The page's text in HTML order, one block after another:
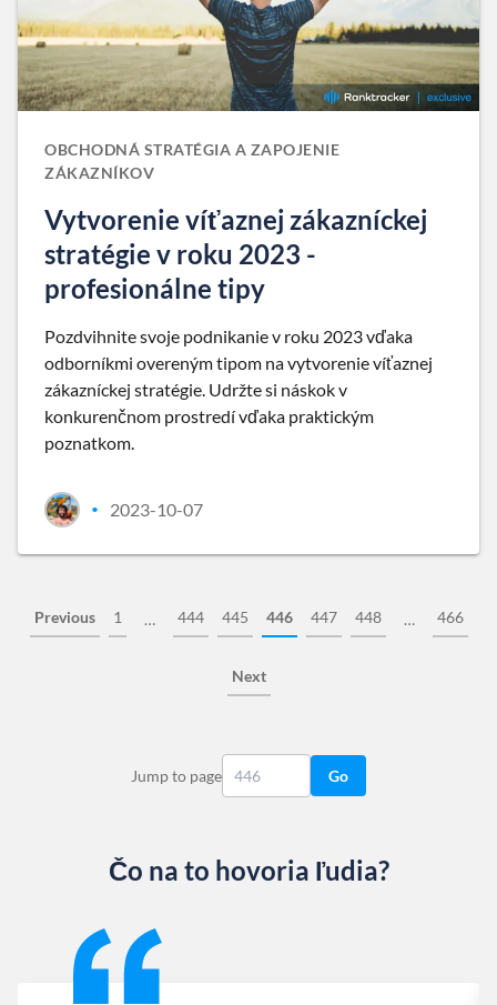
OBCHODNÁ STRATÉGIA A ZAPOJENIE
ZÁKAZNÍKOV
Vytvorenie víťaznej zákazníckej
stratégie v roku 2023 -
profesionálne tipy
Pozdvihnite svoje podnikanie v roku 2023 vďaka
odborníkmi overeným tipom na vytvorenie víťaznej
zákazníckej stratégie. Udržte si náskok v
konkurenčnom prostredí vďaka praktickým
poznatkom.
• 2023-10-07
Previous 1 … 444 445 446 447 448 … 466
Next
Jump to page Go
Čo na to hovoria ľudia?